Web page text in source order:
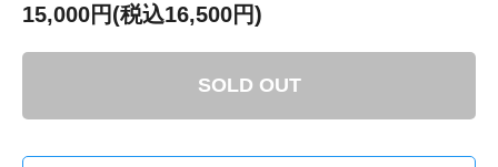
15,000円(税込16,500円)
SOLD OUT